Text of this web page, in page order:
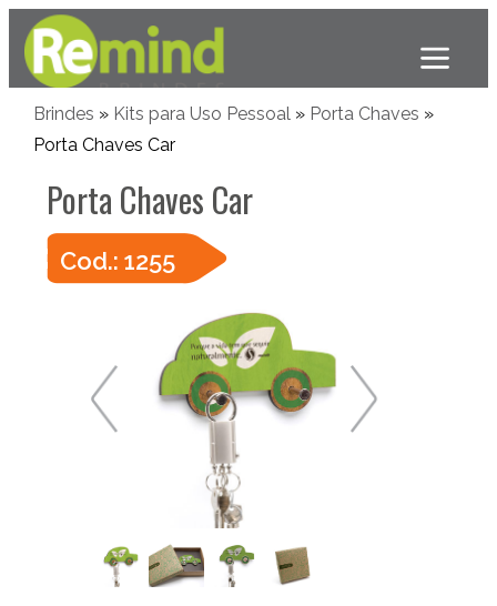
Brindes » Kits para Uso Pessoal» Porta Chaves »
Porta Chaves Car
Porta Chaves Car
Cod.: 1255